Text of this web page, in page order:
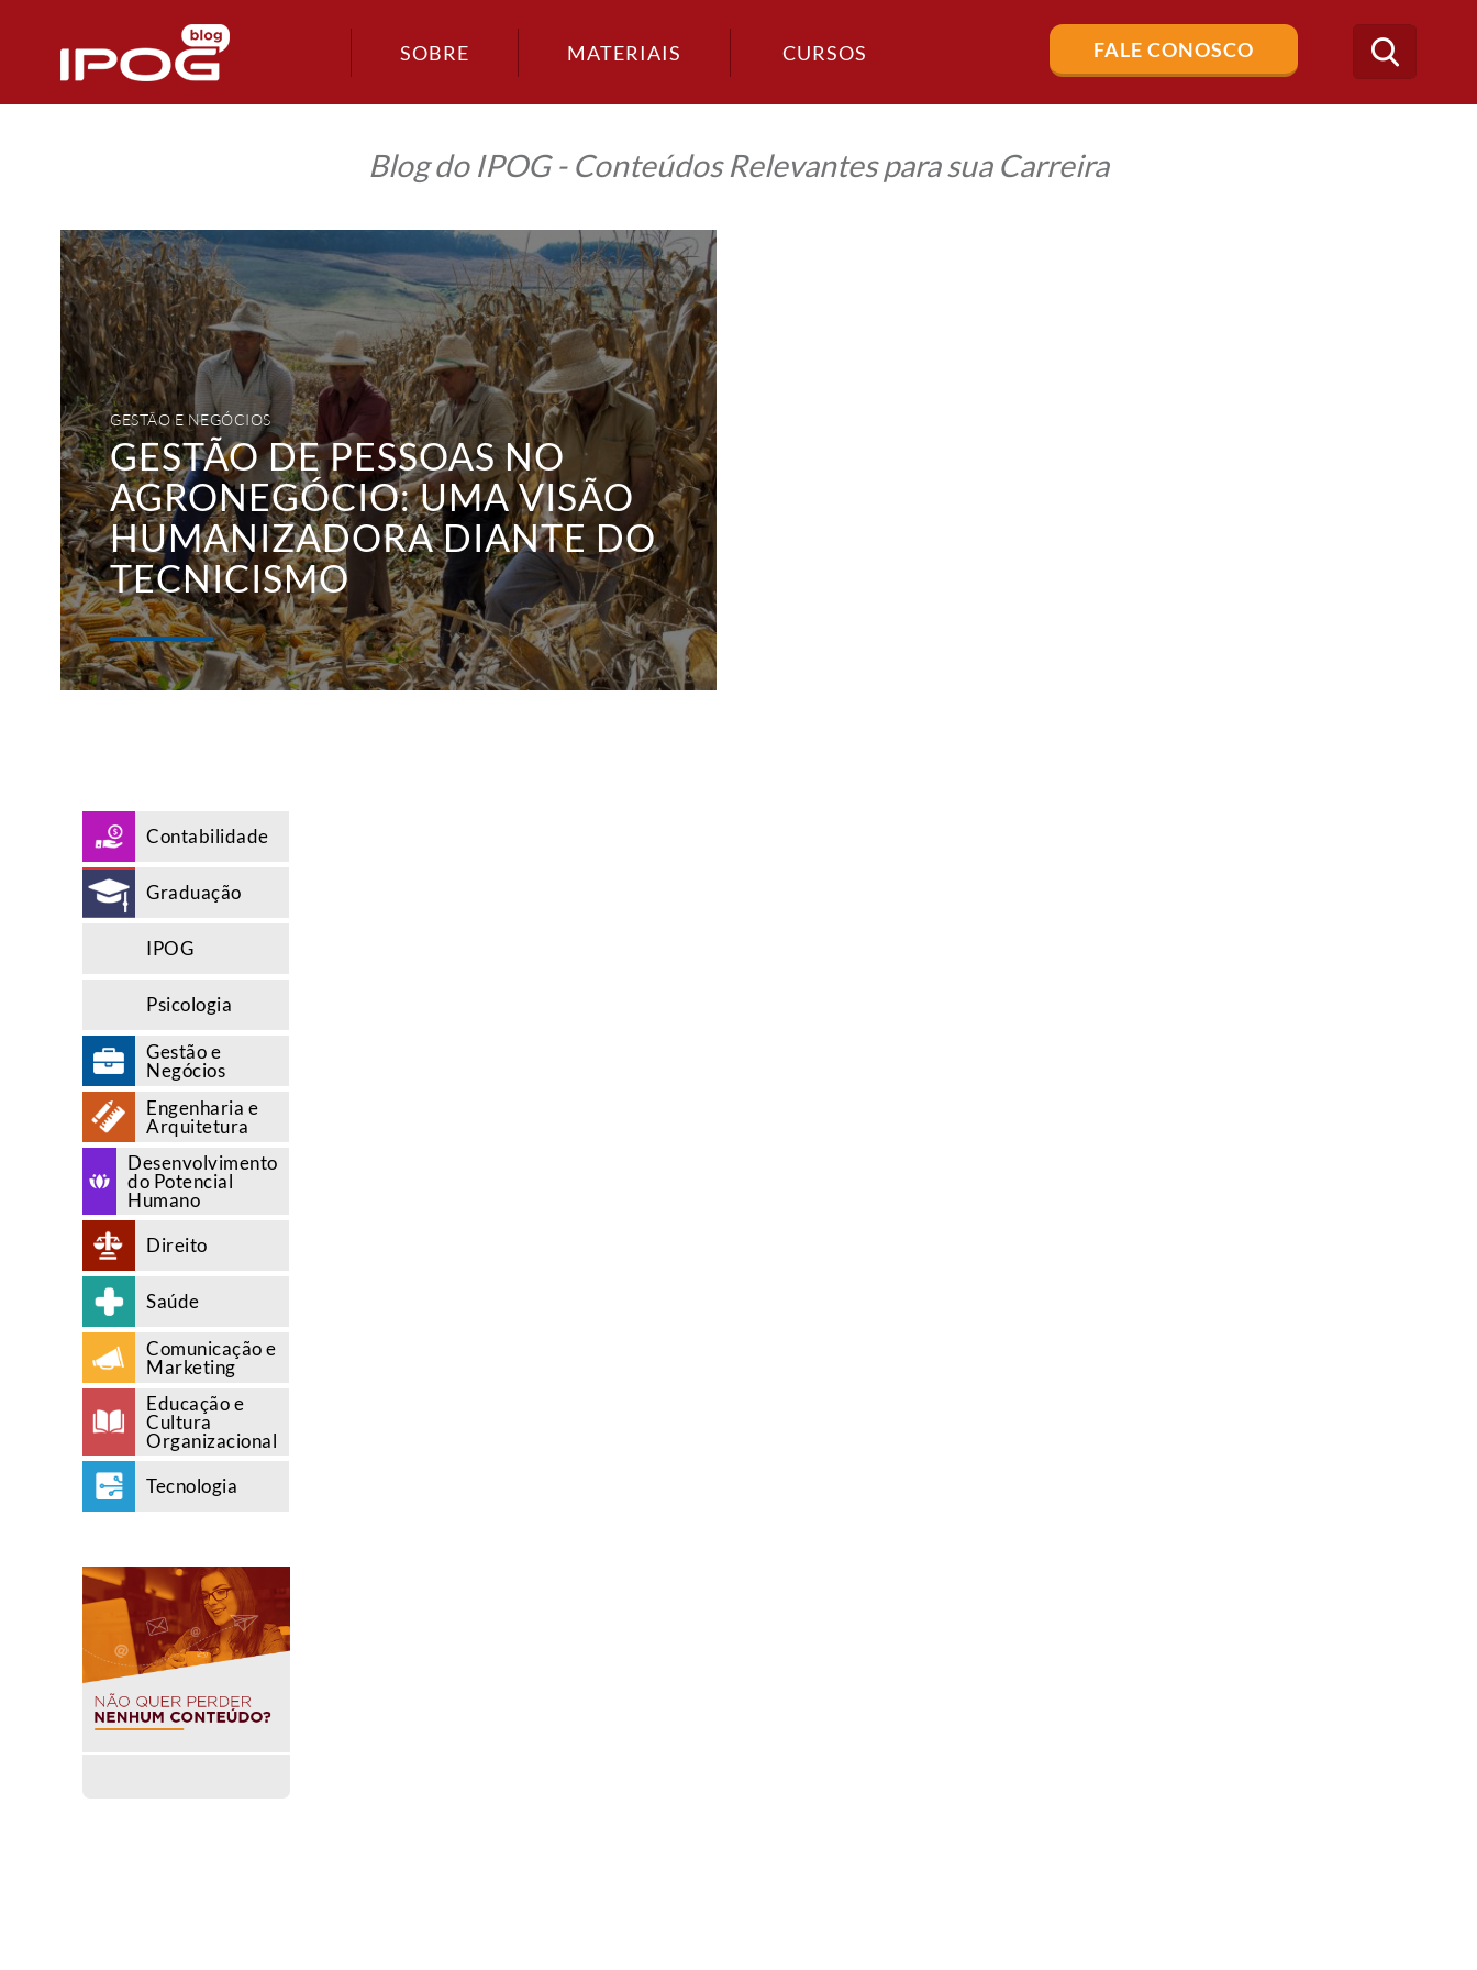
SOBRE MATERIAIS CURSOS FALE CONOSCO
Buscar
no
blog
Blog do IPOG - Conteúdos Relevantes para sua Carreira
Gestão
de
pessoas
no
Agronegócio:
uma
visão
humanizadora
diante
do
tecnicismo
GESTÃO E NEGÓCIOS
GESTÃO DE PESSOAS NO
AGRONEGÓCIO: UMA VISÃO
HUMANIZADORA DIANTE DO
TECNICISMO
Contabilidade
Graduação
IPOG
Psicologia
Gestão e
Negócios
Engenharia e
Arquitetura
Desenvolvimento
do Potencial
Humano
Direito
Saúde
Comunicação e
Marketing
Educação e
Cultura
Organizacional
Tecnologia